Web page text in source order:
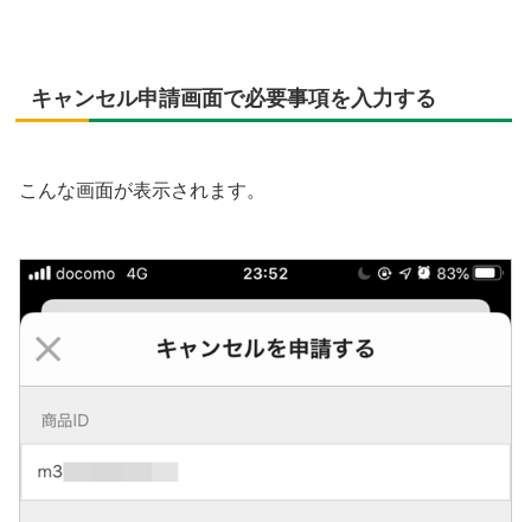
キャンセル申請画面で必要事項を入力する
こんな画面が表示されます。